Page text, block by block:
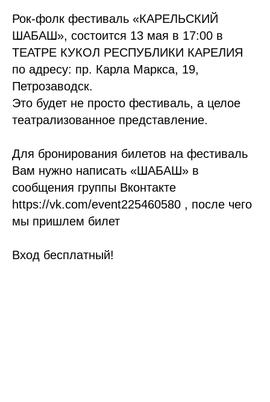
Рок-фолк фестиваль «КАРЕЛЬСКИЙ
ШАБАШ», состоится 13 мая в 17:00 в
ТЕАТРЕ КУКОЛ РЕСПУБЛИКИ КАРЕЛИЯ
по адресу: пр. Карла Маркса, 19,
Петрозаводск.
Это будет не просто фестиваль, а целое
театрализованное представление.
Для бронирования билетов на фестиваль
Вам нужно написать «ШАБАШ» в
сообщения группы Вконтакте
https://vk.com/event225460580 , после чего
мы пришлем билет
Вход бесплатный!